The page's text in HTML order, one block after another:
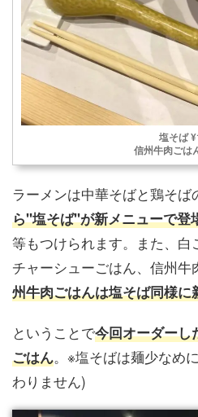
塩そば
信州牛肉ごは
ラーメンは中華そばと鶏そば
ら"塩そば"が新メニューで登
等もつけられます。また、白
チャーシューごはん、信州牛
州牛肉ごはんは塩そば同様に
ということで今回オーダーし
ごはん。※塩そばは麺少なめ
わりません)